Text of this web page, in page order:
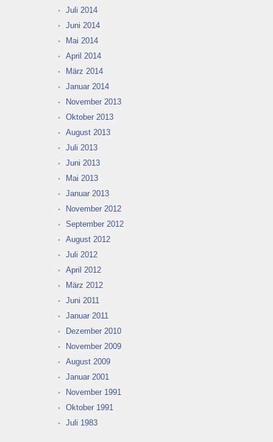
Juli 2014
Juni 2014
Mai 2014
April 2014
März 2014
Januar 2014
November 2013
Oktober 2013
August 2013
Juli 2013
Juni 2013
Mai 2013
Januar 2013
November 2012
September 2012
August 2012
Juli 2012
April 2012
März 2012
Juni 2011
Januar 2011
Dezember 2010
November 2009
August 2009
Januar 2001
November 1991
Oktober 1991
Juli 1983